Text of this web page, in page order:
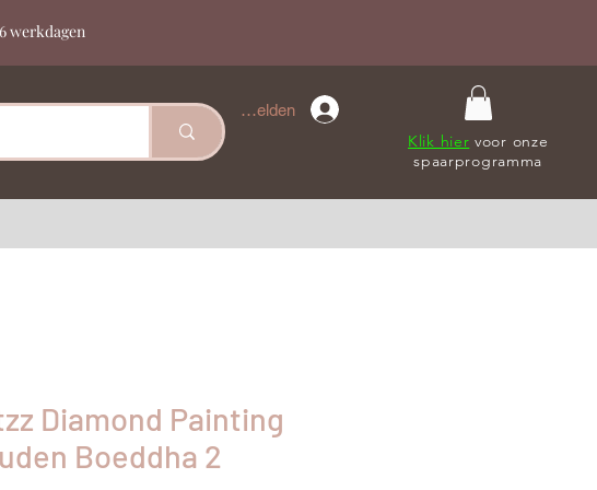
werkdagen
Anmelden
Klik hier voor onze
spaarprogramma
Diamond Painting
Boeddha 2